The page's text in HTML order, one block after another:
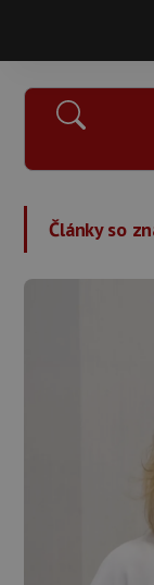
Články so